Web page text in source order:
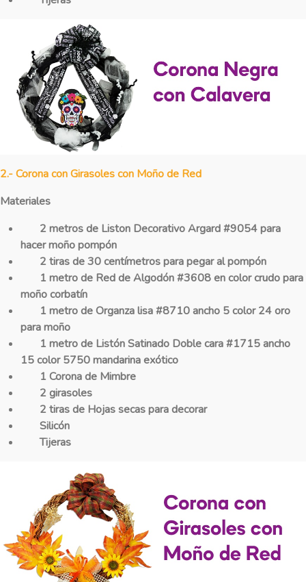
2.- Corona con Girasoles con Moño de Red
Materiales
2 metros de Liston Decorativo Argard #9054 para
hacer moño pompón
2 tiras de 30 centímetros para pegar al pompón
1 metro de Red de Algodón #3608 en color crudo para
moño corbatín
1 metro de Organza lisa #8710 ancho 5 color 24 oro
para moño
1 metro de Listón Satinado Doble cara #1715 ancho
15 color 5750 mandarina exótico
1 Corona de Mimbre
2 girasoles
2 tiras de Hojas secas para decorar
Silicón
Tijeras